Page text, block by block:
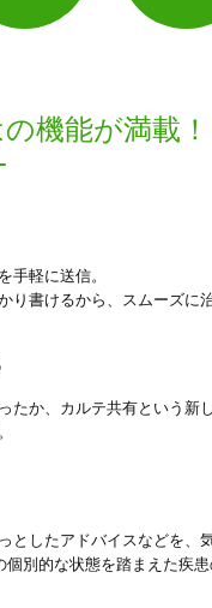
の機能が満載！
手軽に送信。
り書けるから、スムーズに
たか、カルテ共有という
としたアドバイスなどを、
別的な状態を踏まえた疾